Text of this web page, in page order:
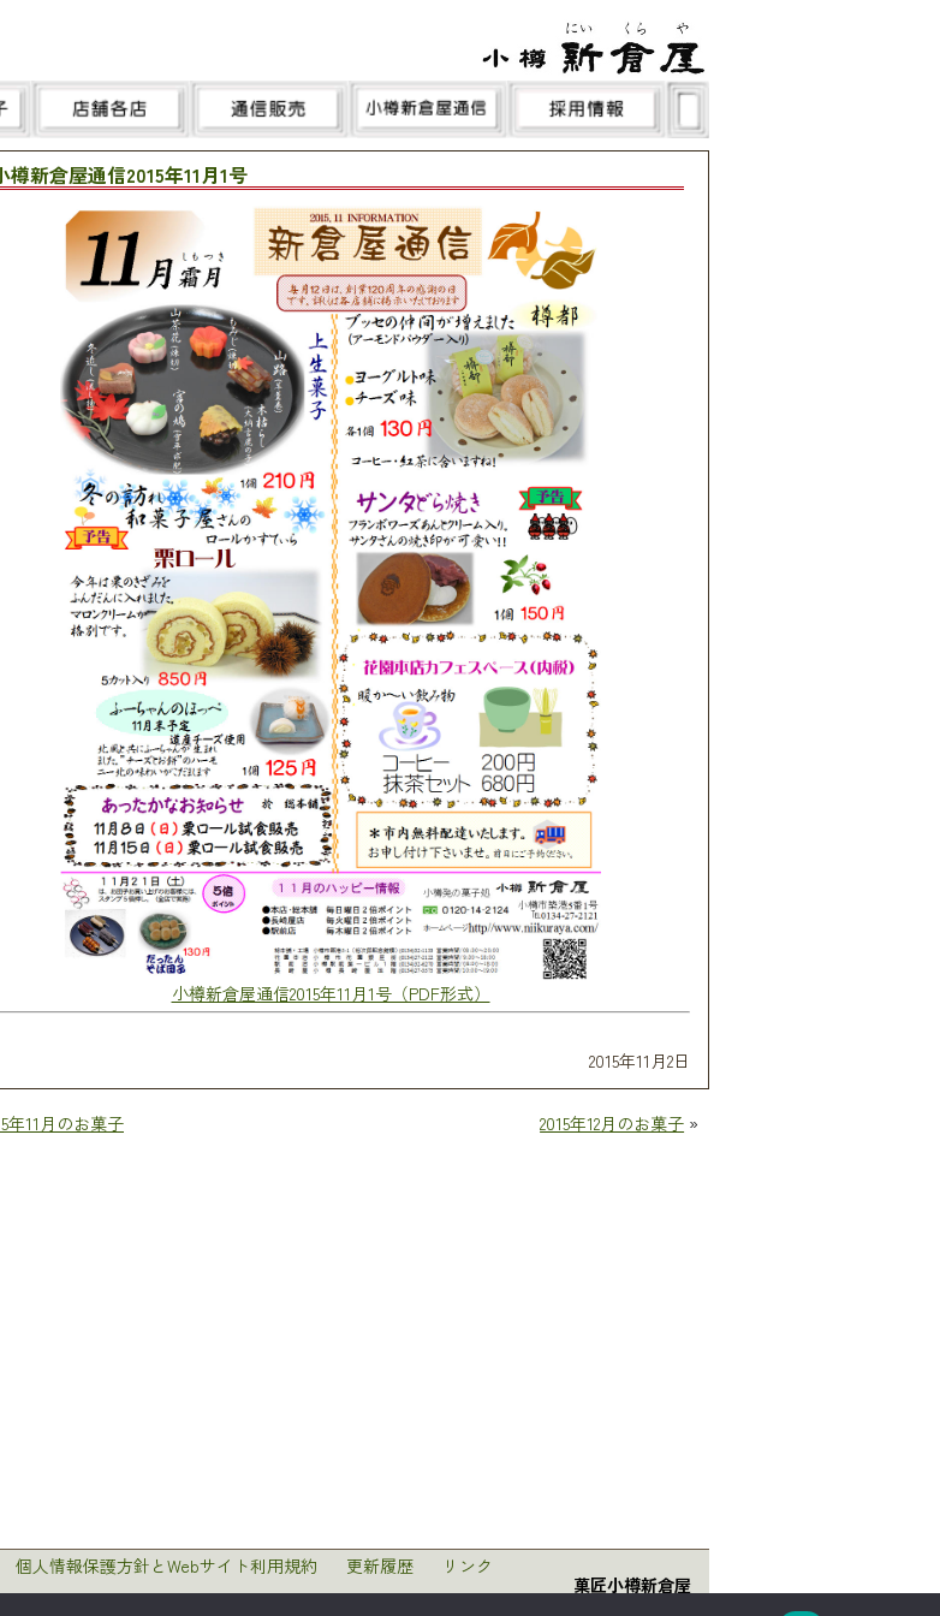
樽新倉屋通信2015年11月1号
小樽新倉屋通信2015年11月1号（PDF形式）
2015年11月2日
年11月のお菓子 2015年12月のお菓子 »
個人情報保護方針とWebサイト利用規約 更新履歴
リンク
菓匠小樽新倉屋